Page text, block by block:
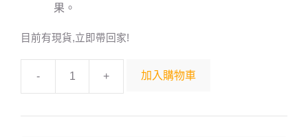
果。
目前有現貨,立即帶回家!
- + 加入購物車